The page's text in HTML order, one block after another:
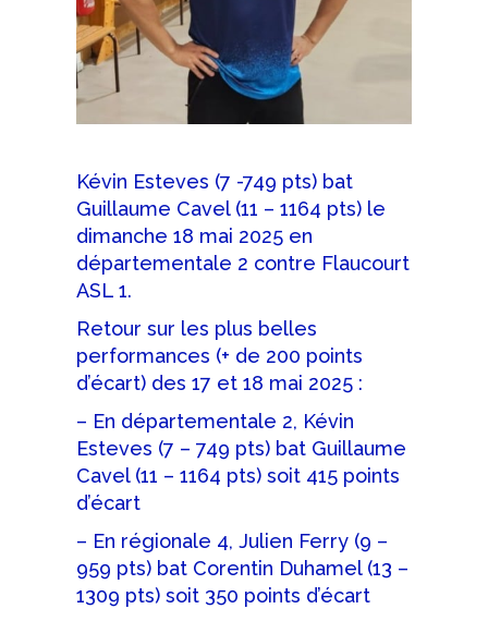
Kévin Esteves (7 -749 pts) bat
Guillaume Cavel (11 – 1164 pts) le
dimanche 18 mai 2025 en
départementale 2 contre Flaucourt
ASL 1.
Retour sur les plus belles
performances (+ de 200 points
d’écart) des 17 et 18 mai 2025 :
– En départementale 2, Kévin
Esteves (7 – 749 pts) bat Guillaume
Cavel (11 – 1164 pts) soit 415 points
d’écart
– En régionale 4, Julien Ferry (9 –
959 pts) bat Corentin Duhamel (13 –
1309 pts) soit 350 points d’écart